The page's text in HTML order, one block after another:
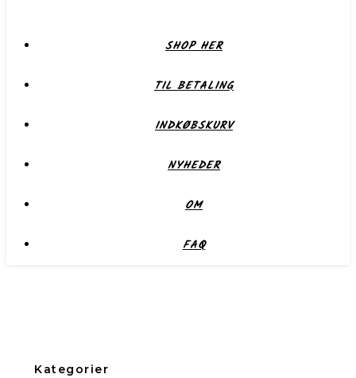
SHOP HER
TIL BETALING
INDKØBSKURV
NYHEDER
OM
FAQ
Kategorier